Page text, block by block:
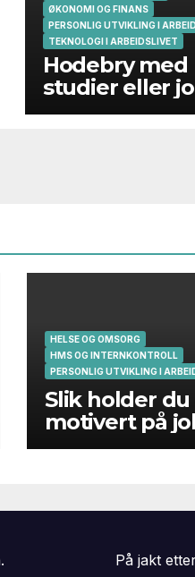
ØKONOMI OG FINANS
PERSONLIG UTVIKLING I
TEKNOLOGI I ARBEIDSLIVET
Hodebry med
studier eller
HELSE OG OMSORG
HMS OG INTERNKONTROLL
PERSONLIG UTVIKLING I
Slik holder
motivert på
På jakt